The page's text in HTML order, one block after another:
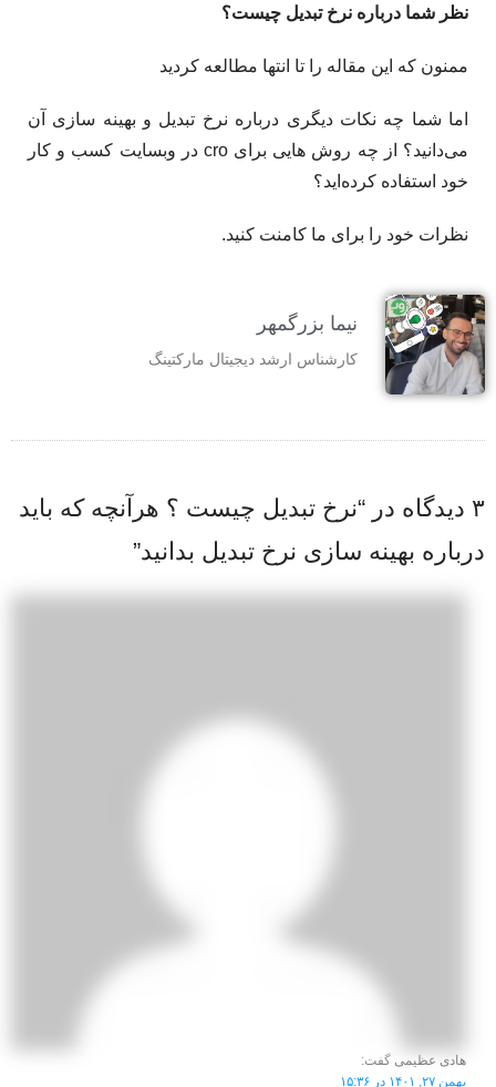
نظر شما درباره نرخ تبدیل چیست؟
ممنون که این مقاله را تا انتها مطالعه کردید
اما شما چه نکات دیگری درباره نرخ تبدیل و بهینه سازی آن
می‌دانید؟ از چه روش هایی برای cro در وبسایت کسب و کار
خود استفاده کرده‌اید؟
نظرات خود را برای ما کامنت کنید.
نیما بزرگمهر
کارشناس ارشد دیجیتال مارکتینگ
۳ دیدگاه در “
نرخ تبدیل چیست ؟ هرآنچه که باید
درباره بهینه سازی نرخ تبدیل بدانید”
هادی عظیمی گفت:
بهمن ۲۷, ۱۴۰۱ در ۱۵:۳۶